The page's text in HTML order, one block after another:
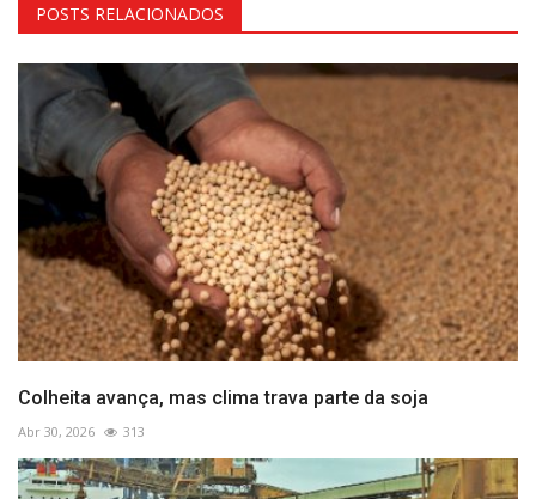
POSTS RELACIONADOS
Colheita avança, mas clima trava parte da soja
Abr 30, 2026 313